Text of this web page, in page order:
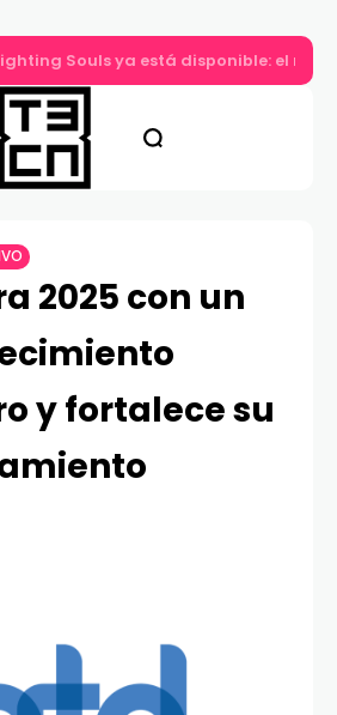
Fighting Souls ya está disponible: el
2025 con un
y fortalece su